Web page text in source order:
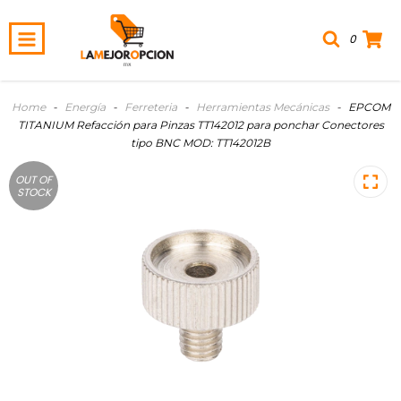
0
Home - Energía - Ferreteria - Herramientas Mecánicas -
EPCOM
TITANIUM Refacción para Pinzas TT142012 para ponchar Conectores
tipo BNC MOD: TT142012B
OUT OF
STOCK